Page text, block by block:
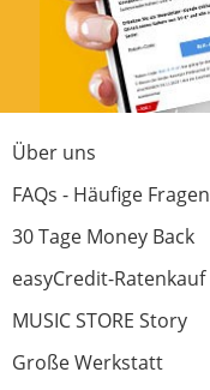
Über uns
FAQs - Häufige Fragen
30 Tage Money Back
easyCredit-Ratenkauf
MUSIC STORE Story
Große Werkstatt